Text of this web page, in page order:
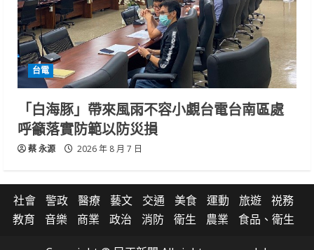
台電
「白海豚」帶來風雨不容小覷台電台南區處
呼籲落實防範以防災損
蔡 永源 2026 年 8 月 7 日
社會 警政 醫療 藝文 交通 美食 運動 旅遊
祱務
教育
音樂 商業 政治 消防 衛生 農業 食品、衛生